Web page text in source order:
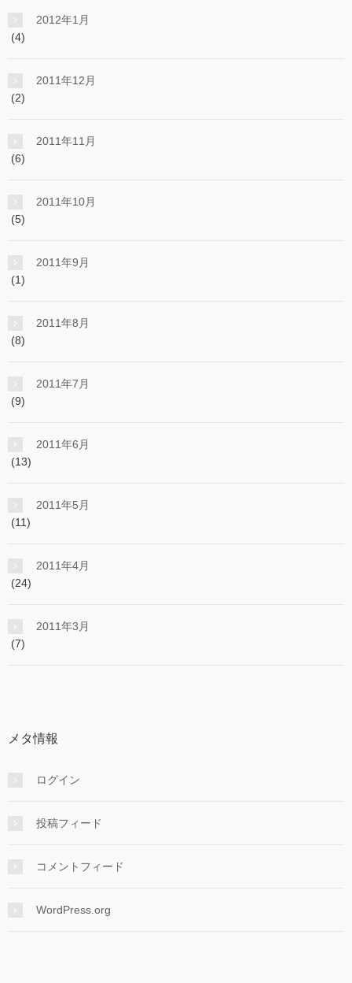
2012年1月
(4)
2011年12月
(2)
2011年11月
(6)
2011年10月
(5)
2011年9月
(1)
2011年8月
(8)
2011年7月
(9)
2011年6月
(13)
2011年5月
(11)
2011年4月
(24)
2011年3月
(7)
メタ情報
ログイン
投稿フィード
コメントフィード
WordPress.org